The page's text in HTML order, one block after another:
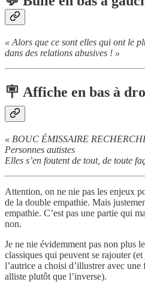
« Alors que ce sont elles qui ont le
dans des relations abusives ! »
🪧 Affiche en bas à
« BOUC ÉMISSAIRE
Personnes autistes
Elles s’en foutent de tout, de toute
Attention, on ne nie pas les enjeux
de la double empathie. Mais
empathie. C’est pas une partie qui
non.
Je ne nie évidemment pas non plus
classiques qui peuvent se rajouter
l’autrice a choisi d’illustrer avec
alliste plutôt que l’inverse).